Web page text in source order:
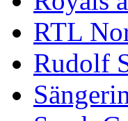
RTL
Rudolf